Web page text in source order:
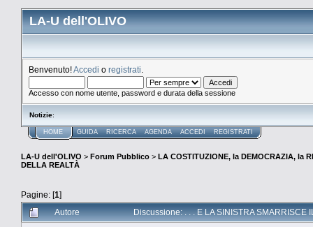
LA-U dell'OLIVO
Benvenuto!Accedi o registrati
Accesso con nome utente, password e durata della sessione
Notizie:
HOME GUIDA RICERCA AGENDA ACCEDI REGISTRATI
LA-U dell'OLIVO > Forum Pubblico > LA COSTITUZIONE, la DEMOCRAZIA, la
DELLA REALTÀ
Pagine: [1]
Autore
Discussione: . . . E LA SINISTRA